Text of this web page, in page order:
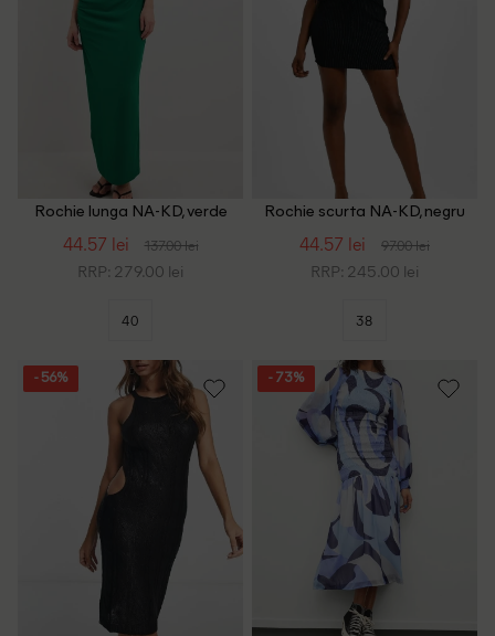
Rochie lunga NA-KD, verde
44.57 lei 137.00 lei
RRP: 279.00 lei
40
Rochie scurta NA-KD, negru
44.57 lei 97.00 lei
RRP: 245.00 lei
38
- 56% - 73%